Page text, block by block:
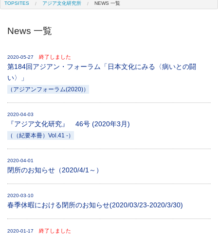
TOPSITES アジア文化研究所 NEWS 一覧
News 一覧
2020-05-27 終了しました
第184回アジアン・フォーラム「日本文化にみる〈病いとの闘
い〉」
（アジアンフォーラム(2020)）
2020-04-03
『アジア文化研究』 46号 (2020年3月)
（（紀要本冊）Vol.41 -）
2020-04-01
閉所のお知らせ（2020/4/1～）
2020-03-10
春季休暇における閉所のお知らせ(2020/03/23-2020/3/30)
2020-01-17 終了しました